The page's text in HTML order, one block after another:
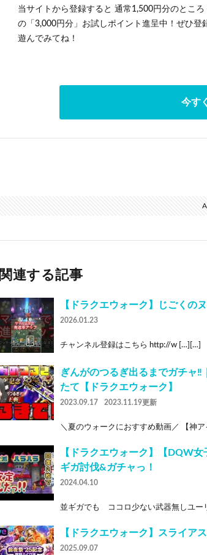
当サイトから登録すると 通常1,500円分のところ
の「3,000円分」お試しポイント進呈中！ぜひ登
遊んでみてね！
今す
関連する記事
【ドラクエウォーク】じごくの
2026.01.23
チャンネル登録はこちら http://w […][…]
ぎんがのつるぎ出るまでガチャ
たて【ドラクエウォーク】
2023.09.17 2023.11.19更新
＼夏のウォークにおすすめ動画／ 【神
【ドラクエウォーク】【DQW
ギガ討伐&ガチャっ！
2024.04.10
並ギガでも ココロ少ない武器無しユー
【ドラクエウォーク】スライア
2025.09.07